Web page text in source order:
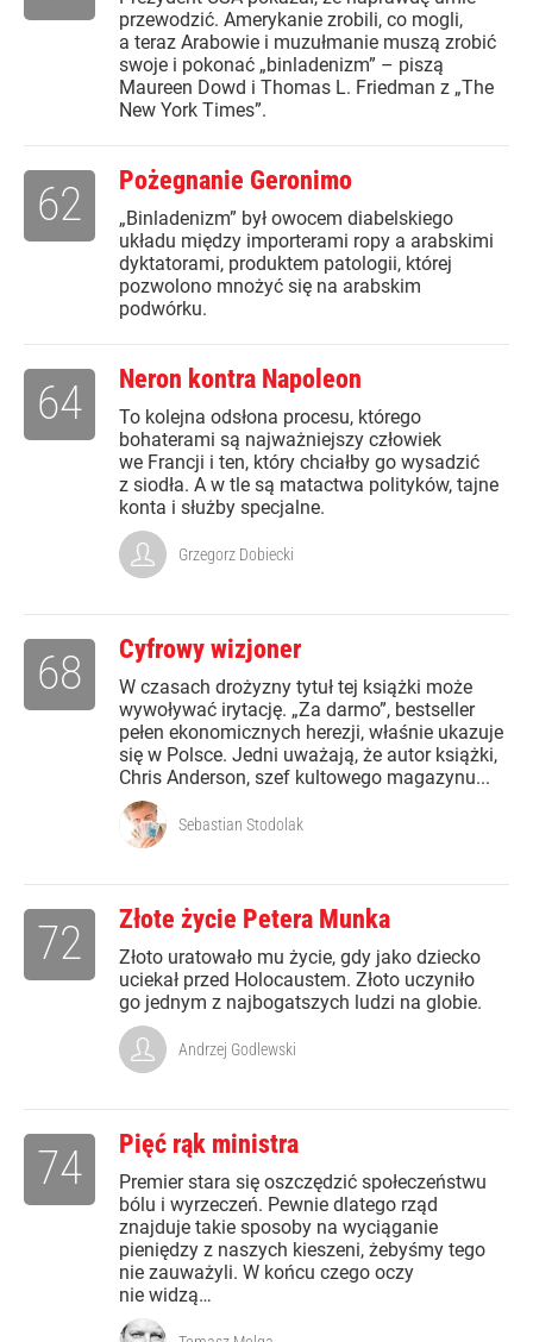
przewodzić. Amerykanie zrobili, co mogli,
a teraz Arabowie i muzułmanie muszą zrobić
swoje i pokonać „binladenizm” – piszą
Maureen Dowd i Thomas L. Friedman z „The
New York Times”.
Pożegnanie Geronimo
„Binladenizm” był owocem diabelskiego
układu między importerami ropy a arabskimi
dyktatorami, produktem patologii, której
pozwolono mnożyć się na arabskim
podwórku.
62
Neron kontra Napoleon
To kolejna odsłona procesu, którego
bohaterami są najważniejszy człowiek
we Francji i ten, który chciałby go wysadzić
z siodła. A w tle są matactwa polityków, tajne
konta i służby specjalne.
64
Grzegorz Dobiecki
Cyfrowy wizjoner
W czasach drożyzny tytuł tej książki może
wywoływać irytację. „Za darmo”, bestseller
pełen ekonomicznych herezji, właśnie ukazuje
się w Polsce. Jedni uważają, że autor książki,
Chris Anderson, szef kultowego magazynu...
68
Sebastian Stodolak
Złote życie Petera Munka
Złoto uratowało mu życie, gdy jako dziecko
uciekał przed Holocaustem. Złoto uczyniło
go jednym z najbogatszych ludzi na globie.
72
Andrzej Godlewski
Pięć rąk ministra
Premier stara się oszczędzić społeczeństwu
bólu i wyrzeczeń. Pewnie dlatego rząd
znajduje takie sposoby na wyciąganie
pieniędzy z naszych kieszeni, żebyśmy tego
nie zauważyli. W końcu czego oczy
nie widzą…
74